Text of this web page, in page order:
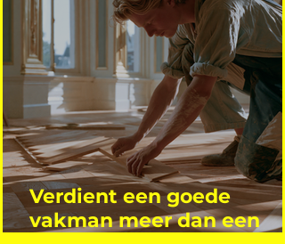
Verdient een goede
vakman meer dan een